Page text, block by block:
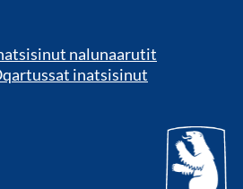
nalunaarutit
inatsisinut